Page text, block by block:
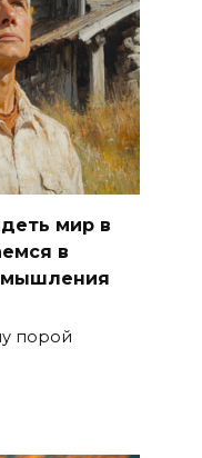
мир в
в
мышления
порой